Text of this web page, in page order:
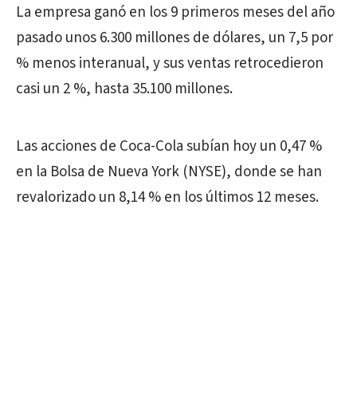
La empresa ganó en los 9 primeros meses del año
pasado unos 6.300 millones de dólares, un 7,5 por
% menos interanual, y sus ventas retrocedieron
casi un 2 %, hasta 35.100 millones.
Las acciones de Coca-Cola subían hoy un 0,47 %
en la Bolsa de Nueva York (NYSE), donde se han
revalorizado un 8,14 % en los últimos 12 meses.